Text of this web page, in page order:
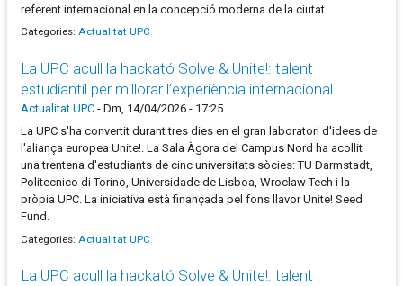
referent internacional en la concepció moderna de la ciutat.
Categories: Actualitat UPC
La UPC acull la hackató Solve & Unite!: talent
estudiantil per millorar l’experiència internacional
Actualitat UPC - Dm, 14/04/2026 - 17:25
La UPC s'ha convertit durant tres dies en el gran laboratori d'idees de
l'aliança europea Unite!. La Sala Àgora del Campus Nord ha acollit
una trentena d'estudiants de cinc universitats sòcies: TU Darmstadt,
Politecnico di Torino, Universidade de Lisboa, Wroclaw Tech i la
pròpia UPC. La iniciativa està finançada pel fons llavor Unite! Seed
Fund.
Categories: Actualitat UPC
La UPC acull la hackató Solve & Unite!: talent